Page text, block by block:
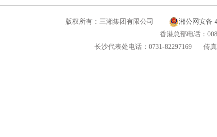
版权所有：三湘集团有限公司
湘公网安备
香港总部电话：
长沙代表处电话：0731-82297169
传